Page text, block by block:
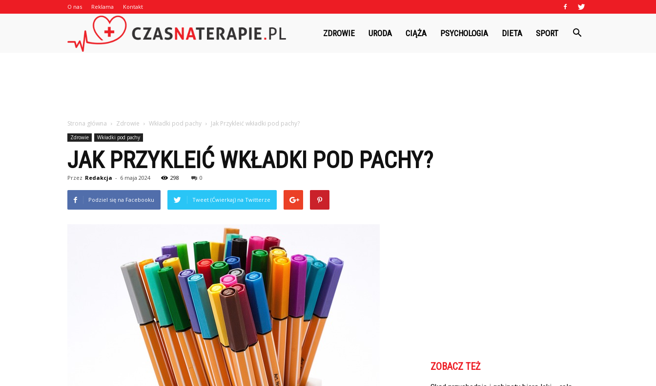
O nas Reklama Kontakt
Czasnaterapie.plZDROWIE URODA CIĄŻA PSYCHOLOGIA DIETA SPORT
Strona główna Zdrowie Wkładki pod pachy Jak Przykleić wkładki pod pachy?
Zdrowie Wkładki pod pachy
JAK PRZYKLEIĆ WKŁADKI POD PACHY?
Przez Redakcja - 6 maja 2024 298 0
Podziel się na Facebooku Tweet (Ćwierkaj) na Twitterze
ZOBACZ TEŻ